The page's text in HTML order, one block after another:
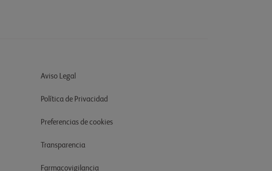
Aviso Legal
Política de Privacidad
Preferencias de cookies
Transparencia
Farmacovigilancia